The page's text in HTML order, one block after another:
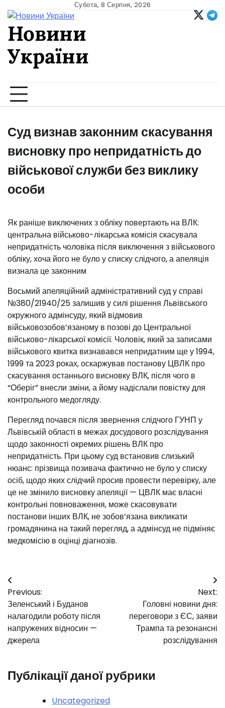
to
content
Субота, 8 Серпня, 2026
Новини
України
Суд визнав законним скасування
висновку про непридатність до
військової служби без виклику
особи
️Як раніше виключених з обліку повертають на ВЛК:
центральна військово-лікарська комісія скасувала
непридатність чоловіка після виключення з військового
обліку, хоча його не було у списку слідчого, а апеляція
визнала це законним
‍️Восьмий апеляційний адміністративний суд у справі
№380/21940/25 залишив у силі рішення Львівського
окружного адмінсуду, який відмовив
військовозобов’язаному в позові до Центральної
військово-лікарської комісії. Чоловік, який за записами
військового квитка визнавався непридатним ще у 1994,
1999 та 2023 роках, оскаржував постанову ЦВЛК про
скасування останнього висновку ВЛК, після чого в
“Оберіг” внесли зміни, а йому надіслали повістку для
контрольного медогляду.
️‍️️Перегляд почався після звернення слідчого ГУНП у
Львівській області в межах досудового розслідування
щодо законності окремих рішень ВЛК про
непридатність. При цьому суд встановив слизький
нюанс: прізвища позивача фактично не було у списку
осіб, щодо яких слідчий просив провести перевірку, але
це не змінило висновку апеляції — ЦВЛК має власні
контрольні повноваження, може скасовувати
постанови інших ВЛК, не зобов’язана викликати
громадянина на такий перегляд, а адмінсуд не підміняє
медкомісію в оцінці діагнозів.
Навігація
записів
Previous:
Зеленський і Буданов
налагодили роботу після
напружених відносин —
джерела
Next:
Головні новини дня:
переговори з ЄС, заяви
Трампа та резонансні
розслідування
Публікації даної рубрики
Uncategorized